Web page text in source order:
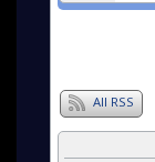
All RSS